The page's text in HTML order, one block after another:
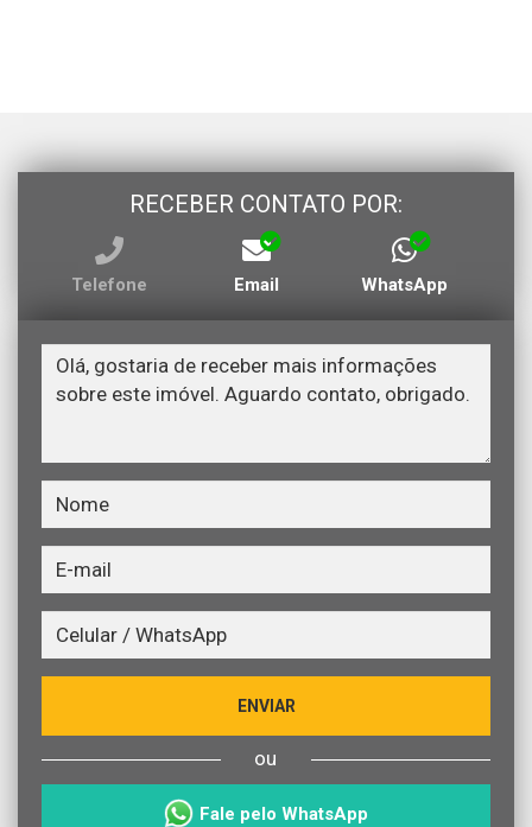
RECEBER CONTATO POR:
Telefone Email WhatsApp
ENVIAR
ou
Fale pelo WhatsApp